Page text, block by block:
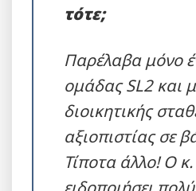
τότε;
Παρέλαβα μόνο
ομάδας SL2 και
διοικητικής
αξιοπιστίας σε
Τίποτα άλλο! Ο